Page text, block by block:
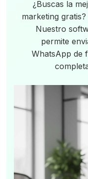
¿Buscas la
marketing
Nuestro
permite
WhatsApp de